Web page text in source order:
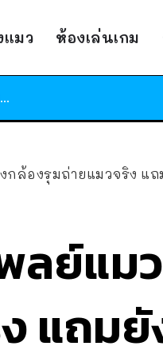
แมว ห้องเล่นเกม
ร้านอาหารในนิวยอร์กประกาศปิดตัวลง หลังอยู่มานานกว่า 45 ปี ติดป้ายขอบคุณลูกค้าทุกคน แถมสูตรทำไวท์ซอสให้แบบจัดเต็ม
ได้เวลาเด็กหนวดรวมตัว RF Online Next เปิดให้เล่นแล้ว เกม Sci-Fi MMORPG ระดับตำนาน เล่นได้ทั้งมือถือและ PC
ล้องรุมถ่ายแมวจริง แ
ลย์แม
แถมยั